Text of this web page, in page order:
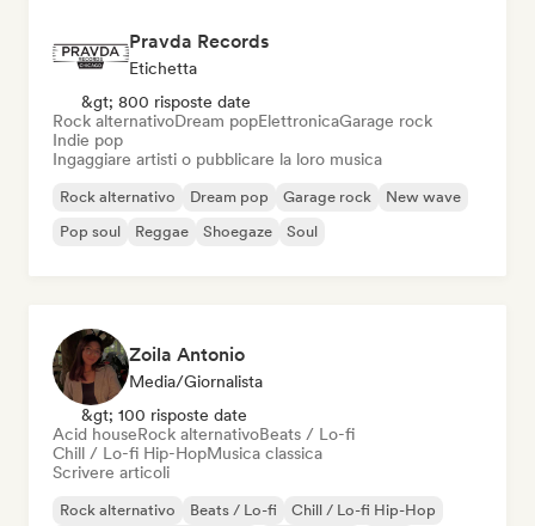
Pravda Records
Etichetta
&gt; 800 risposte date
Rock alternativoDream popElettronicaGarage rock
Indie pop
Ingaggiare artisti o pubblicare la loro musica
Rock alternativo Dream pop Garage rock
New wave
Pop soul
Reggae Shoegaze Soul
Zoila Antonio
Media/Giornalista
&gt; 100 risposte date
Acid houseRock alternativoBeats / Lo-fi
Chill / Lo-fi Hip-HopMusica classica
Scrivere articoli
Rock alternativo Beats / Lo-fi
Chill / Lo-fi Hip-Hop